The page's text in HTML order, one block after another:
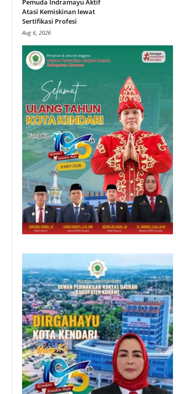
Pemuda Indramayu Aktif
Atasi Kemiskinan lewat
Sertifikasi Profesi
Aug 6, 2026